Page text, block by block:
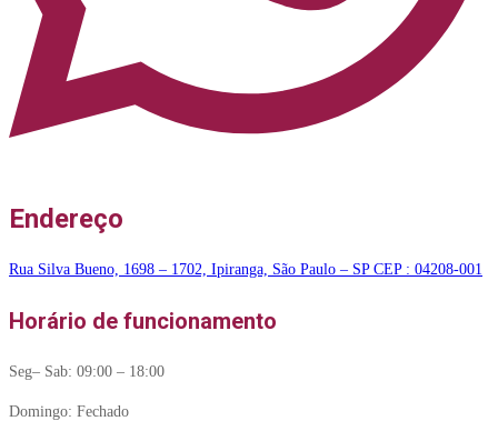
Endereço
Rua Silva Bueno, 1698 – 1702, Ipiranga, São Paulo – SP CEP : 04208-001
Horário de funcionamento
Seg– Sab: 09:00 – 18:00
Domingo: Fechado